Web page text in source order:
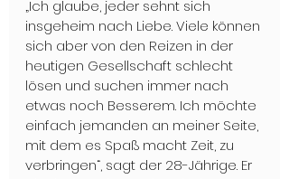
„Ich glaube, jeder sehnt sich
insgeheim nach Liebe. Viele können
sich aber von den Reizen in der
heutigen Gesellschaft schlecht
lösen und suchen immer nach
etwas noch Besserem. Ich möchte
einfach jemanden an meiner Seite,
mit dem es Spaß macht Zeit, zu
verbringen“, sagt der 28-Jährige. Er